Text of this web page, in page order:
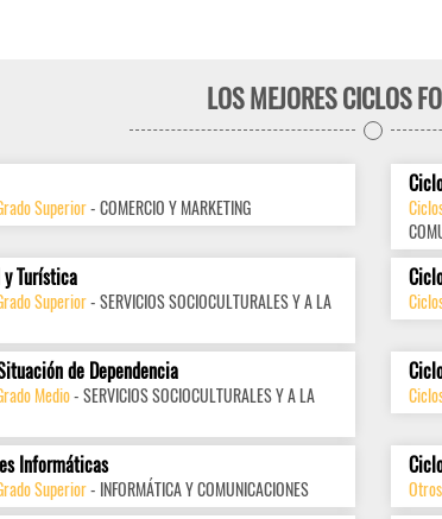
LOS MEJORES CICLOS
Superior- COMERCIO Y MARKETING
Turística
Superior- SERVICIOS SOCIOCULTURALES Y A LA
de Dependencia
Medio- SERVICIOS SOCIOCULTURALES Y A LA
Informáticas
Superior- INFORMÁTICA Y COMUNICACIONES Otros